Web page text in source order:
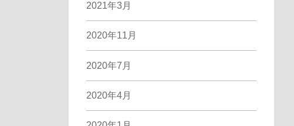
2021年3月
2020年11月
2020年7月
2020年4月